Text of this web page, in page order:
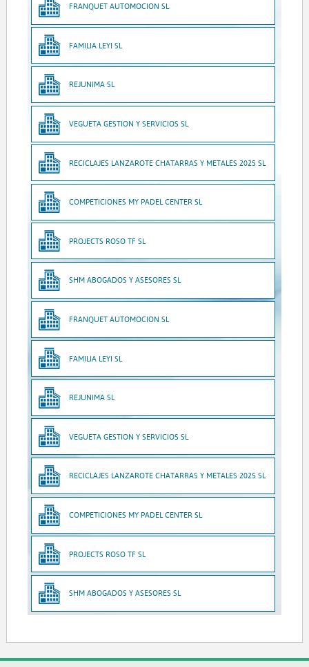
FRANQUET AUTOMOCION SL
FAMILIA LEYI SL
REJUNIMA SL
VEGUETA GESTION Y SERVICIOS SL
RECICLAJES LANZAROTE CHATARRAS Y METALES 2025 SL
COMPETICIONES MY PADEL CENTER SL
PROJECTS ROSO TF SL
SHM ABOGADOS Y ASESORES SL
FRANQUET AUTOMOCION SL
FAMILIA LEYI SL
REJUNIMA SL
VEGUETA GESTION Y SERVICIOS SL
RECICLAJES LANZAROTE CHATARRAS Y METALES 2025 SL
COMPETICIONES MY PADEL CENTER SL
PROJECTS ROSO TF SL
SHM ABOGADOS Y ASESORES SL